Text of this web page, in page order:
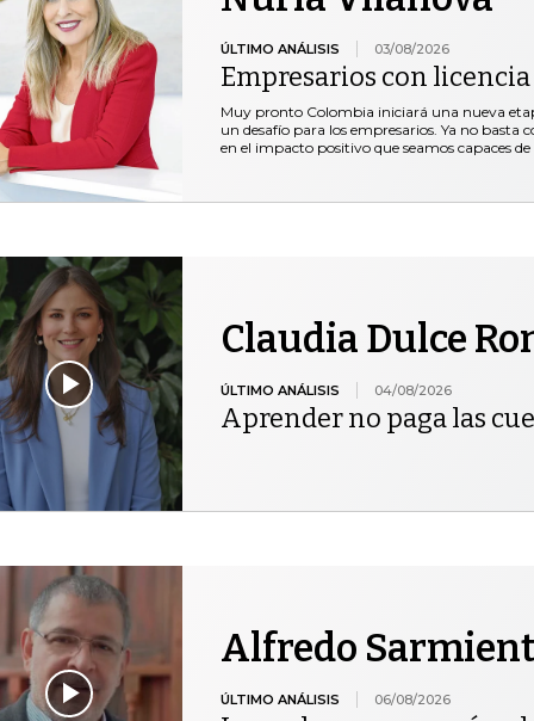
ÚLTIMO ANÁLISIS 03/08/2026
Empresarios con
Muy pronto Colombia iniciará una nueva
un desafío para los empresarios. Ya no basta
en el impacto positivo que seamos capaces
Claudia Dulce
ÚLTIMO ANÁLISIS 04/08/2026
Aprender no paga las
Alfredo
ÚLTIMO ANÁLISIS 06/08/2026